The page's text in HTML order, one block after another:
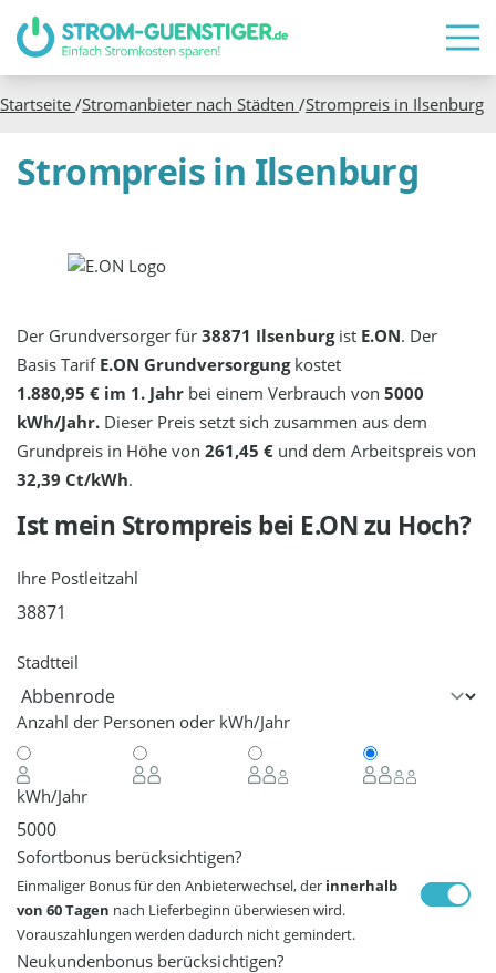
Startseite /Stromanbieter nach Städten /Strompreis in Ilsenburg
Strompreis in Ilsenburg
Der Grundversorger für38871 Ilsenburgist E.ON. Der
Basis Tarif E.ON Grundversorgungkostet
1.880,95 € im 1. Jahr bei einem Verbrauch von5000
kWh/Jahr. Dieser Preis setzt sich zusammen aus dem
Grundpreis in Höhe von261,45 € und dem Arbeitspreis von
32,39 Ct/kWh.
Ist mein Strompreis bei E.ONzu Hoch?
Ihre Postleitzahl
Stadtteil
Anzahl der Personen oder kWh/Jahr
kWh/Jahr
Sofortbonus berücksichtigen?
Einmaliger Bonus für den Anbieterwechsel, der innerhalb
von 60 Tagen nach Lieferbeginn überwiesen wird.
Vorauszahlungen werden dadurch nicht gemindert.
Neukundenbonus berücksichtigen?